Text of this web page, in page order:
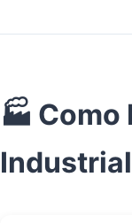
🏭
Industrial